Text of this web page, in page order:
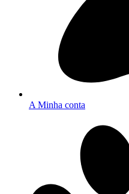
A Minha conta